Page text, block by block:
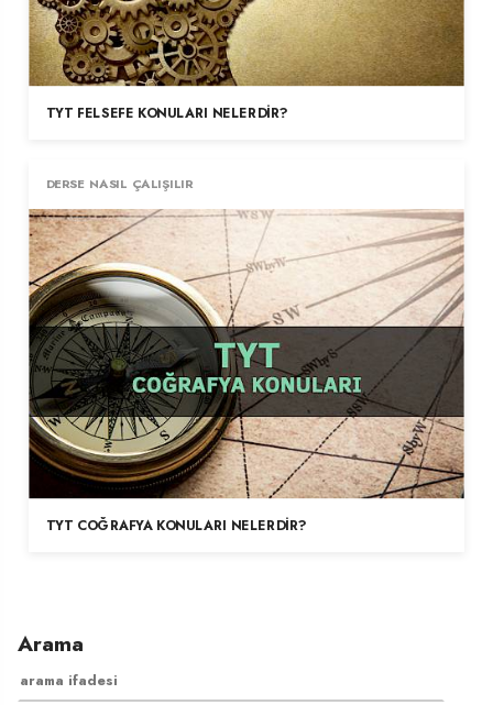
TYT FELSEFE KONULARI NELERDIR?
DERSE NASIL ÇALIŞILIR
TYT COĞRAFYA KONULARI NELERDIR?
Arama